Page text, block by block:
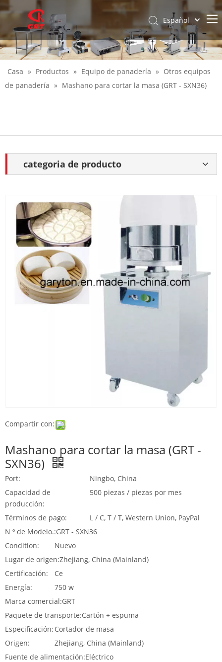
Español
English
Casa » Productos » Equipo de panadería » Otros equipos
de panadería » Mashano para cortar la masa (GRT - SXN36)
categoria de producto
Compartir con:
Mashano para cortar la masa (GRT -
SXN36)
Port:
Ningbo, China
Capacidad de
producción:
500 piezas / piezas por mes
Términos de pago:
L / C, T / T, Western Union, PayPal
N º de Modelo.:GRT - SXN36
Condition:
Nuevo
Lugar de origen:Zhejiang, China (Mainland)
Certificación:
Ce
Energía:
750 w
Marca comercial:GRT
Paquete de transporte:Cartón + espuma
Especificación: Cortador de masa
Origen:
Zhejiang, China (Mainland)
Fuente de alimentación:Eléctrico